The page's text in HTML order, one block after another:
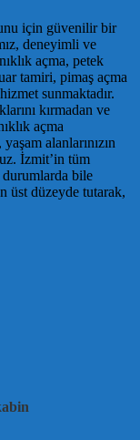
için güvenilir bir
deneyimli ve
açma, petek
tamiri, pimaş açma
sunmaktadır.
kırmadan ve
açma
alanlarınızın
İzmit’in tüm
durumlarda bile
üst düzeyde tutarak,